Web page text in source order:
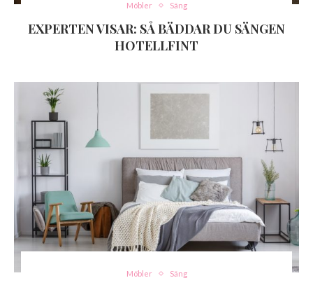
Möbler Säng
EXPERTEN VISAR: SÅ BÄDDAR DU SÄNGEN
HOTELLFINT
Möbler Säng